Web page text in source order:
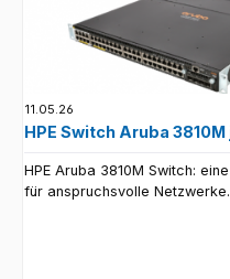
11.05.26
HPE Switch Aruba
HPE Aruba 3810M Switch:
für anspruchsvolle Netzwerke.